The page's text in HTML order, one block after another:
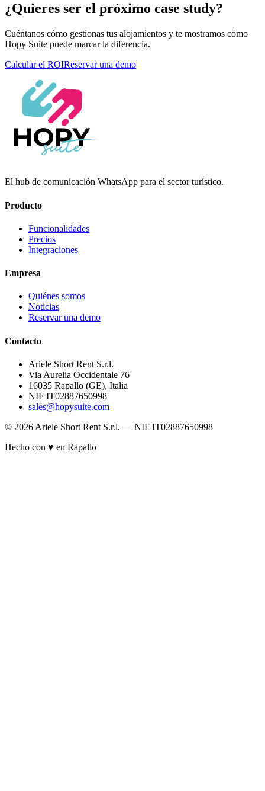
¿Quieres ser el próximo case study?
Cuéntanos cómo gestionas tus alojamientos y te mostramos cómo
Hopy Suite puede marcar la diferencia.
Calcular el ROIReservar una demo
El hub de comunicación WhatsApp para el sector turístico.
Producto
Funcionalidades
Precios
Integraciones
Empresa
Quiénes somos
Noticias
Reservar una demo
Contacto
Ariele Short Rent S.r.l.
Via Aurelia Occidentale 76
16035 Rapallo (GE), Italia
NIF IT02887650998
sales@hopysuite.com
© 2026 Ariele Short Rent S.r.l. — NIF IT02887650998
Hecho con ♥ en Rapallo